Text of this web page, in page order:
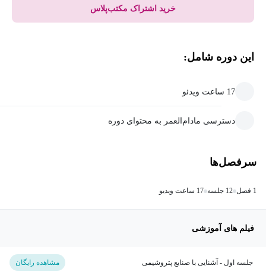
خرید اشتراک مکتب‌پلاس
این دوره شامل:
17 ساعت ویدئو
دسترسی مادام‌العمر به محتوای دوره
سرفصل‌ها
1 فصل 12 جلسه 17 ساعت ویدیو
فیلم های آموزشی
جلسه اول - آشنایی با صنایع پتروشیمی مشاهده رایگان